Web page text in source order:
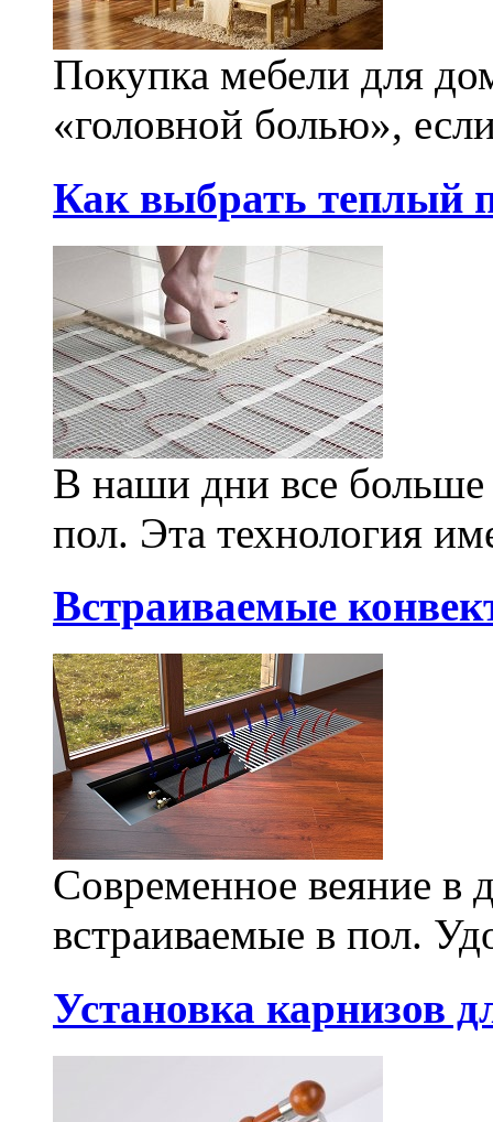
Покупка мебели для
«головной болью»,
Как выбрать теплый
В наши дни все больше
пол. Эта технология
Встраиваемые
Современное веяние в
встраиваемые в пол.
Установка карнизов